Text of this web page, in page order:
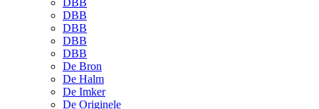
DBB
DBB
DBB
DBB
DBB
De Bron
De Halm
De Imker
De Originele